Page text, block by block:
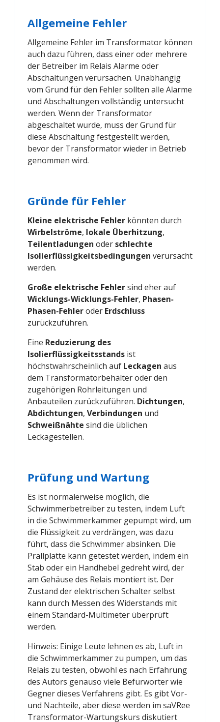
Allgemeine Fehler
Allgemeine Fehler im Transformator können
auch dazu führen, dass einer oder mehrere
der Betreiber im Relais Alarme oder
Abschaltungen verursachen. Unabhängig
vom Grund für den Fehler sollten alle Alarme
und Abschaltungen vollständig untersucht
werden. Wenn der Transformator
abgeschaltet wurde, muss der Grund für
diese Abschaltung festgestellt werden,
bevor der Transformator wieder in Betrieb
genommen wird.
Gründe für Fehler
Kleine elektrische Fehler könnten durch
Wirbelströme, lokale Überhitzung,
Teilentladungen oder schlechte
Isolierflüssigkeitsbedingungen verursacht
werden.
Große elektrische Fehlersind eher auf
Wicklungs-Wicklungs-Fehler, Phasen-
Phasen-Fehleroder Erdschluss
zurückzuführen.
Eine Reduzierung des
Isolierflüssigkeitsstands ist
höchstwahrscheinlich auf Leckagen aus
dem Transformatorbehälter oder den
zugehörigen Rohrleitungen und
Anbauteilen zurückzuführen. Dichtungen,
Abdichtungen, Verbindungen und
Schweißnähte sind die üblichen
Leckagestellen.
Prüfung und Wartung
Es ist normalerweise möglich, die
Schwimmerbetreiber zu testen, indem Luft
in die Schwimmerkammer gepumpt wird, um
die Flüssigkeit zu verdrängen, was dazu
führt, dass die Schwimmer absinken. Die
Prallplatte kann getestet werden, indem ein
Stab oder ein Handhebel gedreht wird, der
am Gehäuse des Relais montiert ist. Der
Zustand der elektrischen Schalter selbst
kann durch Messen des Widerstands mit
einem Standard-Multimeter überprüft
werden.
Hinweis: Einige Leute lehnen es ab, Luft in
die Schwimmerkammer zu pumpen, um das
Relais zu testen, obwohl es nach Erfahrung
des Autors genauso viele Befürworter wie
Gegner dieses Verfahrens gibt. Es gibt Vor-
und Nachteile, aber diese werden im saVRee
Transformator-Wartungskurs diskutiert